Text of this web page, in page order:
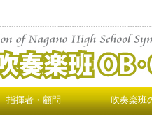
指揮者・顧問 吹奏楽班